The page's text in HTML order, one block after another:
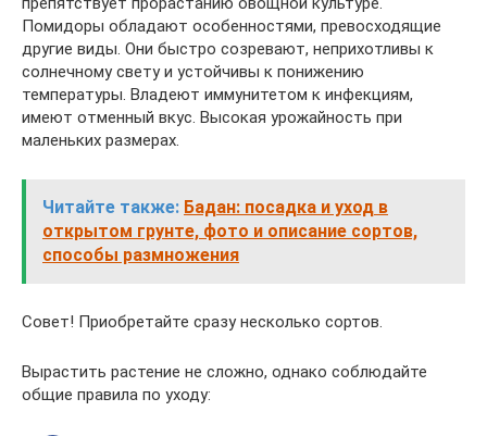
Помидоры обладают особенностями, превосходящие
другие виды. Они быстро созревают, неприхотливы к
солнечному свету и устойчивы к понижению
температуры. Владеют иммунитетом к инфекциям,
имеют отменный вкус. Высокая урожайность при
маленьких размерах.
Читайте также: Бадан: посадка и уход в
открытом грунте, фото и описание сортов,
способы размножения
Совет! Приобретайте сразу несколько сортов.
Вырастить растение не сложно, однако соблюдайте
общие правила по уходу: